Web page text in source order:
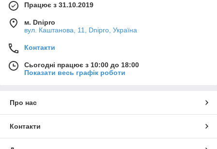
Працює з 31.10.2019
м. Dnipro
вул. Каштанова, 11, Dnipro, Україна
Контакти
Сьогодні працює з 10:00 до 18:00
Показати весь графік роботи
Про нас
Контакти